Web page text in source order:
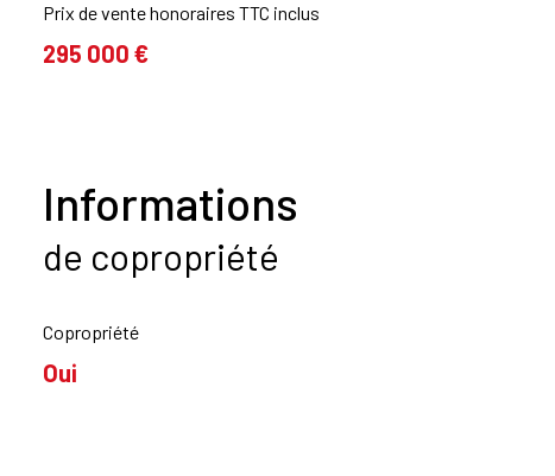
Prix de vente honoraires TTC inclus
295 000 €
Informations
de copropriété
Copropriété
Oui